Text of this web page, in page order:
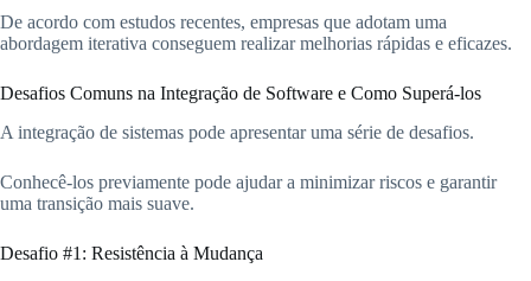
De acordo com estudos recentes, empresas que adotam uma
abordagem iterativa conseguem realizar melhorias rápidas e eficazes.
Desafios Comuns na Integração de Software e Como Superá-los
A integração de sistemas pode apresentar uma série de desafios.
Conhecê-los previamente pode ajudar a minimizar riscos e garantir
uma transição mais suave.
Desafio #1: Resistência à Mudança